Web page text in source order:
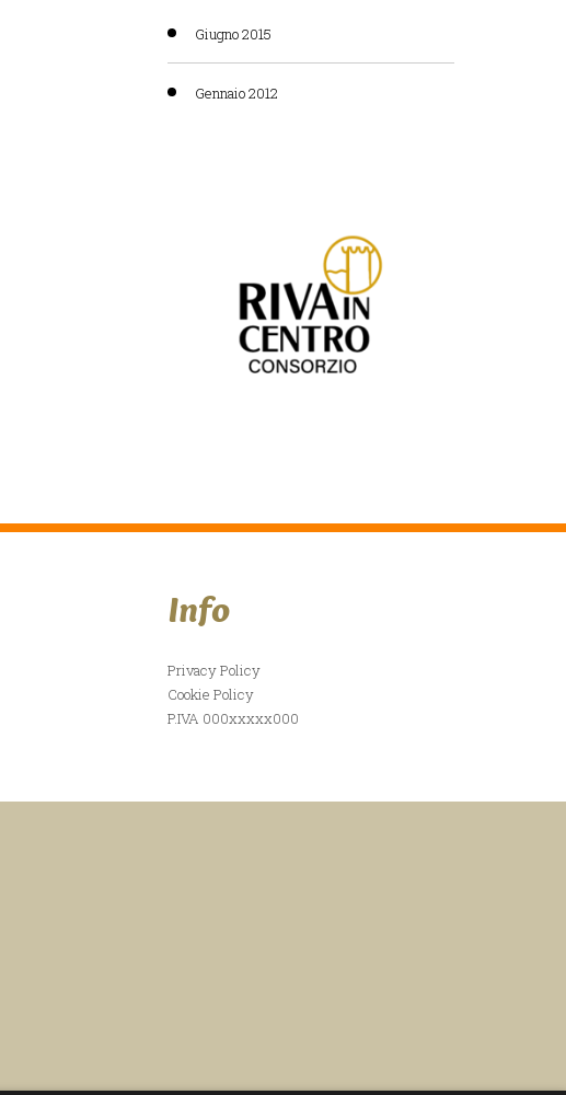
Giugno 2015
Gennaio 2012
Info
Privacy Policy
Cookie Policy
P.IVA 000xxxxx000